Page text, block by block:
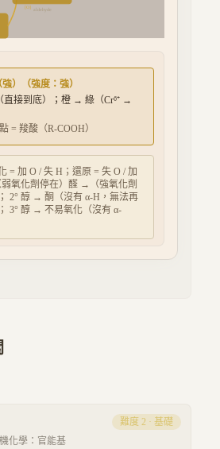
[O]
aldehyde
） （強度： 強）
直接到底）；橙 → 綠（Cr⁶⁺ →
= 羧酸（R-COOH）
= 加 O / 失 H；還原 = 失 O / 加
氧化劑停在）醛 →（強氧化劑
2° 醇 → 酮（沒有 α-H，無法再
3° 醇 → 不易氧化（沒有 α-
化學：官能基
難度 2 · 基礎